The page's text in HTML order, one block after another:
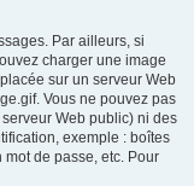
Par ailleurs, si
charger une image
sur un serveur Web
Vous ne pouvez pas
Web public) ni des
exemple : boîtes
de passe, etc. Pour